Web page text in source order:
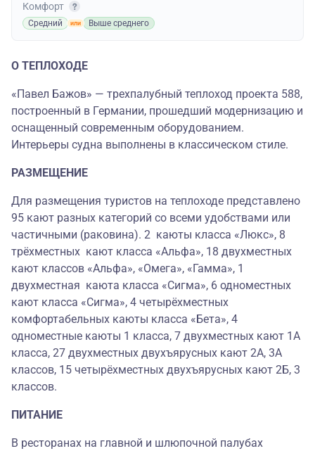
Комфорт
Средний Выше среднего
О ТЕПЛОХОДЕ
«Павел Бажов» — трехпалубный теплоход проекта 588,
построенный в Германии, прошедший модернизацию и
оснащенный современным оборудованием.
Интерьеры судна выполнены в классическом стиле.
РАЗМЕЩЕНИЕ
Для размещения туристов на теплоходе представлено
95 кают разных категорий со всеми удобствами или
частичными (раковина). 2 каюты класса «Люкс», 8
трёхместных кают класса «Альфа», 18 двухместных
кают классов «Альфа», «Омега», «Гамма», 1
двухместная каюта класса «Сигма», 6 одноместных
кают класса «Сигма», 4 четырёхместных
комфортабельных каюты класса «Бета», 4
одноместные каюты 1 класса, 7 двухместных кают 1А
класса, 27 двухместных двухъярусных кают 2А, 3А
классов, 15 четырёхместных двухъярусных кают 2Б, 3
классов.
ПИТАНИЕ
В ресторанах на главной и шлюпочной палубах